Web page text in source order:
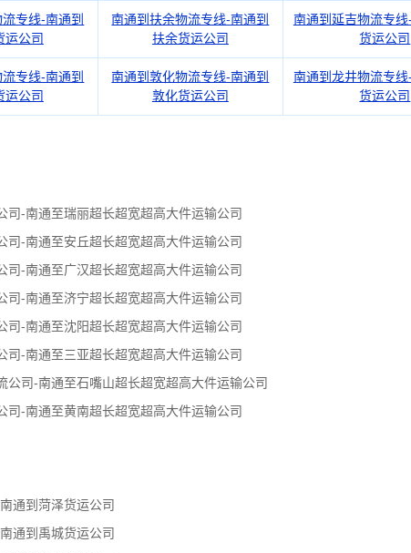
专线-南通到
运公司
南通到扶余物流专线-南通到
扶余货运公司
南通到延吉物流专
货运公司
专线-南通到
运公司
南通到敦化物流专线-南通到
敦化货运公司
南通到龙井物流专
货运公司
司-南通至瑞丽超长超宽超高大件运输公司
司-南通至安丘超长超宽超高大件运输公司
司-南通至广汉超长超宽超高大件运输公司
司-南通至济宁超长超宽超高大件运输公司
司-南通至沈阳超长超宽超高大件运输公司
司-南通至三亚超长超宽超高大件运输公司
公司-南通至石嘴山超长超宽超高大件运输公司
司-南通至黄南超长超宽超高大件运输公司
通到菏泽货运公司
通到禹城货运公司